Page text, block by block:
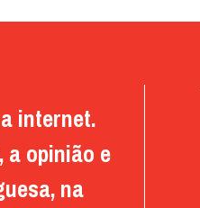
internet.
a opinião e
na